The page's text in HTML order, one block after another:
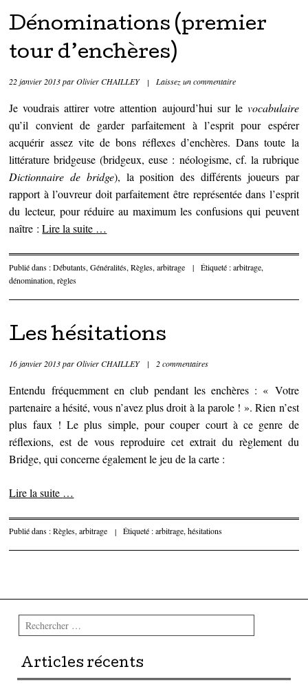
Dénominations (premier
tour d’enchères)
22 janvier 2013parOlivier CHAILLEY | Laissez un commentaire
Je voudrais attirer votre attention aujourd’hui sur le vocabulaire
qu’il convient de garder parfaitement à l’esprit pour espérer
acquérir assez vite de bons réflexes d’enchères. Dans toute la
littérature bridgeuse (bridgeux, euse : néologisme, cf. la rubrique
Dictionnaire de bridge), la position des différents joueurs par
rapport à l’ouvreur doit parfaitement être représentée dans l’esprit
du lecteur, pour réduire au maximum les confusions qui peuvent
naître :Lire la suite …
Publié dans :Débutants,Généralités,Règles, arbitrage | Étiqueté :arbitrage,
dénomination,règles
Les hésitations
16 janvier 2013parOlivier CHAILLEY | 2 commentaires
Entendu fréquemment en club pendant les enchères : « Votre
partenaire a hésité, vous n’avez plus droit à la parole ! ». Rien n’est
plus faux ! Le plus simple, pour couper court à ce genre de
réflexions, est de vous reproduire cet extrait du règlement du
Bridge, qui concerne également le jeu de la carte :
Lire la suite …
Publié dans :Règles, arbitrage | Étiqueté :arbitrage,hésitations
Rechercher
Articles récents